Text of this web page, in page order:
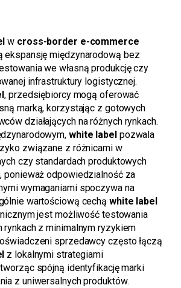
w cross-border e-commerce
ekspansję międzynarodową bez
we własną produkcję czy
infrastruktury logistycznej.
, przedsiębiorcy mogą oferować
marką, korzystając z gotowych
działających na różnych rynkach.
white labelpozwala
związane z różnicami w
czy standardach produktowych
ponieważ odpowiedzialność za
wymaganiami spoczywa na
wartościową cechą white label
jest możliwość testowania
rynkach z minimalnym ryzykiem
sprzedawcy często łączą
z lokalnymi strategiami
spójną identyfikację marki
z uniwersalnych produktów.